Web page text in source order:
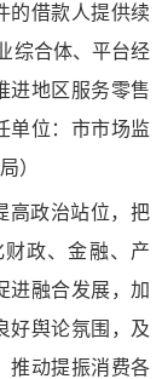
的借款人提供续
综合体、平台经
进地区服务零售
单位：市市场监
）
高政治站位，把
政、金融、产
进融合发展，加
好舆论氛围，及
推动提振消费各